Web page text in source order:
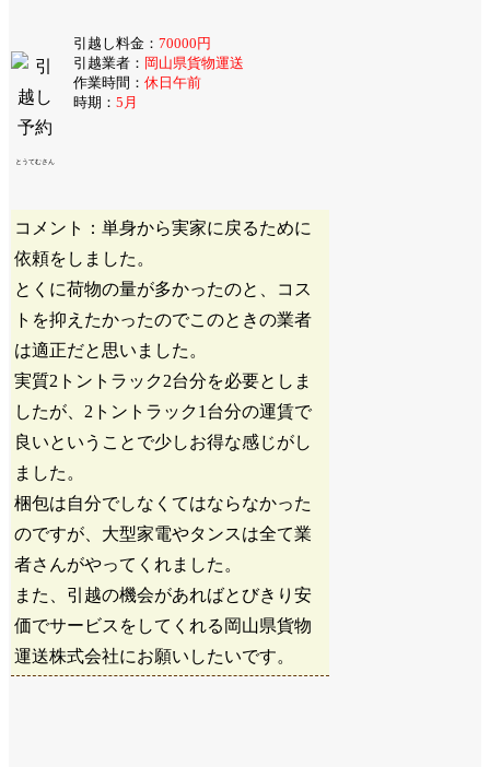
とうてむさん
引越し料金： 70000円
引越業者： 岡山県貨物運送
作業時間： 休日午前
時期： 5月
コメント：単身から実家に戻るために
依頼をしました。
とくに荷物の量が多かったのと、コス
トを抑えたかったのでこのときの業者
は適正だと思いました。
実質2トントラック2台分を必要としま
したが、2トントラック1台分の運賃で
良いということで少しお得な感じがし
ました。
梱包は自分でしなくてはならなかった
のですが、大型家電やタンスは全て業
者さんがやってくれました。
また、引越の機会があればとびきり安
価でサービスをしてくれる岡山県貨物
運送株式会社にお願いしたいです。